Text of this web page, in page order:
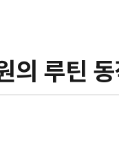
의 루틴